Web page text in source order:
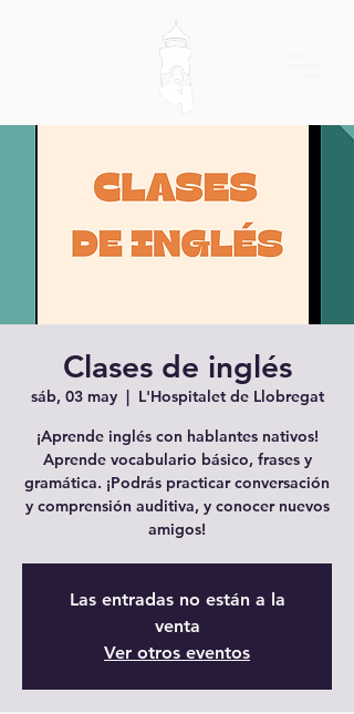
Clases de inglés
sáb, 03 may
  |
L'Hospitalet de Llobregat
¡Aprende inglés con hablantes nativos!
Aprende vocabulario básico, frases y
gramática. ¡Podrás practicar conversación
y comprensión auditiva, y conocer nuevos
amigos!
Las entradas no están a la
venta
Ver otros eventos